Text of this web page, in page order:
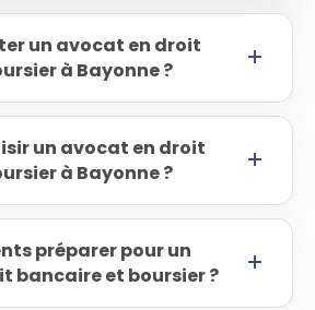
un avocat en droit
à Bayonne ?
un avocat en droit
à Bayonne ?
préparer pour un
bancaire et boursier ?